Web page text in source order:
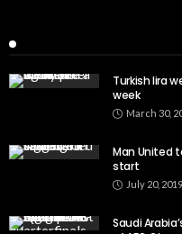
Turkish lira
week
March 30,
Man United
start
July 20, 2019
Saudi